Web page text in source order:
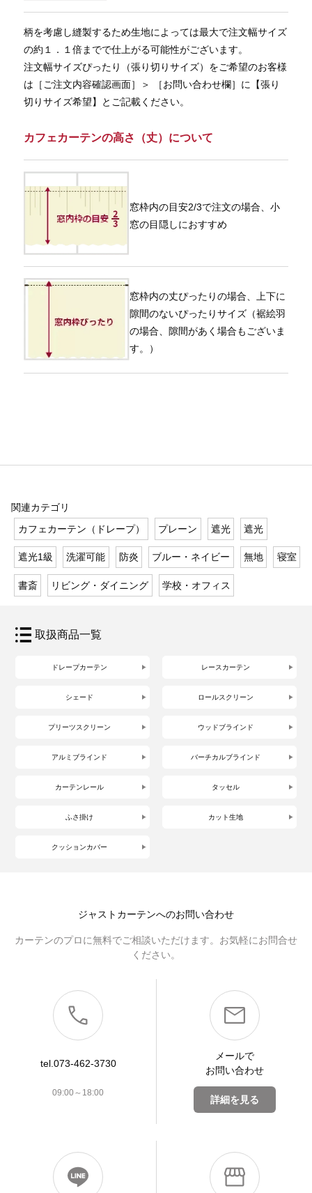
柄を考慮し縫製するため生地によっては最大で注文幅サイズ
の約１．１倍までで仕上がる可能性がございます。
注文幅サイズぴったり（張り切りサイズ）をご希望のお客様
は［ご注文内容確認画面］＞ ［お問い合わせ欄］に【張り
切りサイズ希望】とご記載ください。
カフェカーテンの高さ（丈）について
窓枠内の目安2/3で注文の場合、小
窓の目隠しにおすすめ
窓枠内の丈ぴったりの場合、上下に
隙間のないぴったりサイズ（裾絵羽
の場合、隙間があく場合もございま
す。）
関連カテゴリ
カフェカーテン（ドレープ）
プレーン 遮光 遮光
遮光1級 洗濯可能 防炎 ブルー・ネイビー 無地 寝室
書斎 リビング・ダイニング 学校・オフィス
取扱商品一覧
ドレープカーテン レースカーテン
シェード ロールスクリーン
プリーツスクリーン ウッドブラインド
アルミブラインド バーチカルブラインド
カーテンレール タッセル
ふさ掛け カット生地
クッションカバー
ジャストカーテンへのお問い合わせ
カーテンのプロに無料でご相談いただけます。お気軽にお問合せ
ください。
tel.073-462-3730
09:00～18:00
メールで
お問い合わせ
詳細を見る